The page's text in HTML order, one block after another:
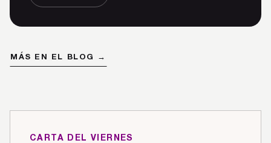
MÁS EN EL BLOG →
CARTA DEL VIERNES